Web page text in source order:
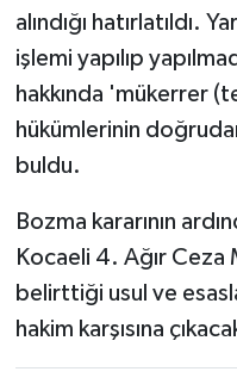
alındığı hatırlatıldı.
işlemi yapılıp
hakkında 'mükerrer
hükümlerinin
buldu.
Bozma kararının
Kocaeli 4. Ağır Ceza
belirttiği usul ve
hakim karşısına